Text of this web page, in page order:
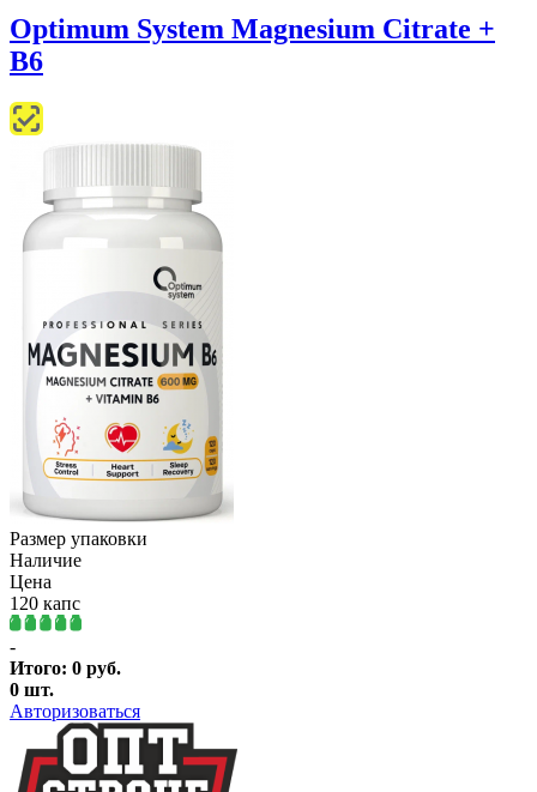
Optimum System Magnesium Citrate +
B6
Размер упаковки
Наличие
Цена
120 капс
-
Итого: 0 руб.
0 шт.
Авторизоваться